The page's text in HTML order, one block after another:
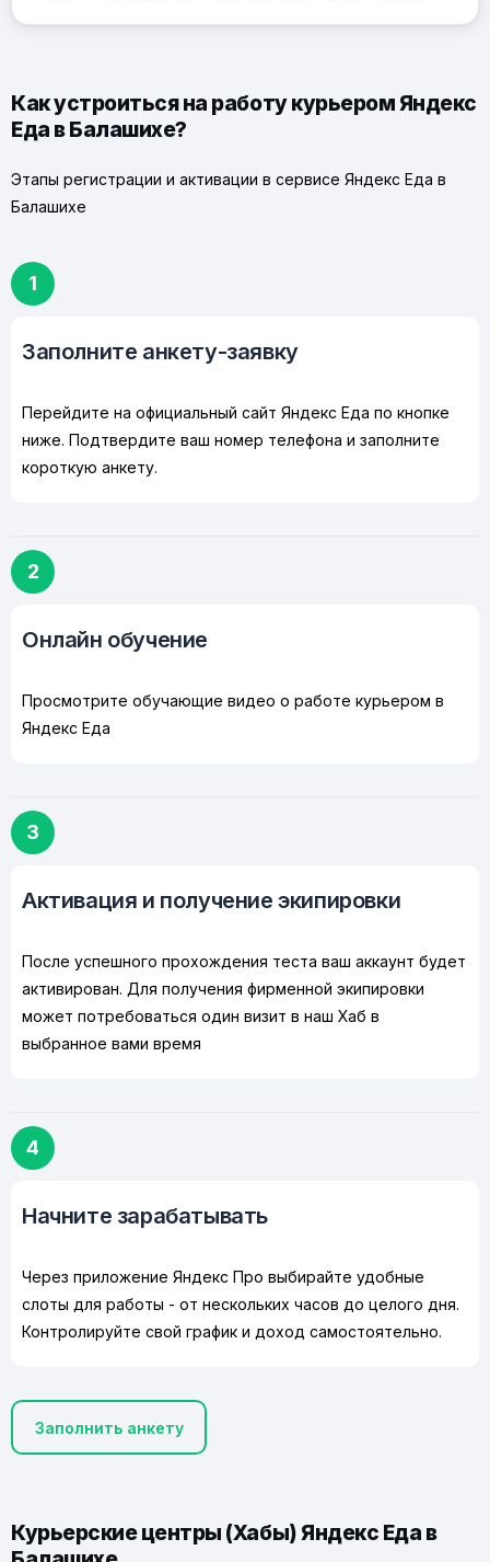
Как устроиться на работу курьером Яндекс
Еда в Балашихе?
Этапы регистрации и активации в сервисе Яндекс Еда в
Балашихе
1
Заполните анкету-заявку
Перейдите на официальный сайт Яндекс Еда по кнопке
ниже. Подтвердите ваш номер телефона и заполните
короткую анкету.
2
Онлайн обучение
Просмотрите обучающие видео о работе курьером в
Яндекс Еда
3
Активация и получение экипировки
После успешного прохождения теста ваш аккаунт будет
активирован. Для получения фирменной экипировки
может потребоваться один визит в наш Хаб в
выбранное вами время
4
Начните зарабатывать
Через приложение Яндекс Про выбирайте удобные
слоты для работы - от нескольких часов до целого дня.
Контролируйте свой график и доход самостоятельно.
Заполнить анкету
Курьерские центры (Хабы) Яндекс Еда в